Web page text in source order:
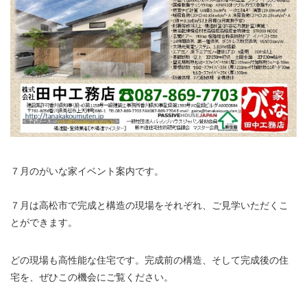
７月のがいな家イベント案内です。
７月は高松市で完成と構造の現場をそれぞれ、ご見学いただくこ
とができます。
どの現場も高性能な住宅です。完成前の構造、そして完成後の住
宅を、ぜひこの機会にご覧ください。